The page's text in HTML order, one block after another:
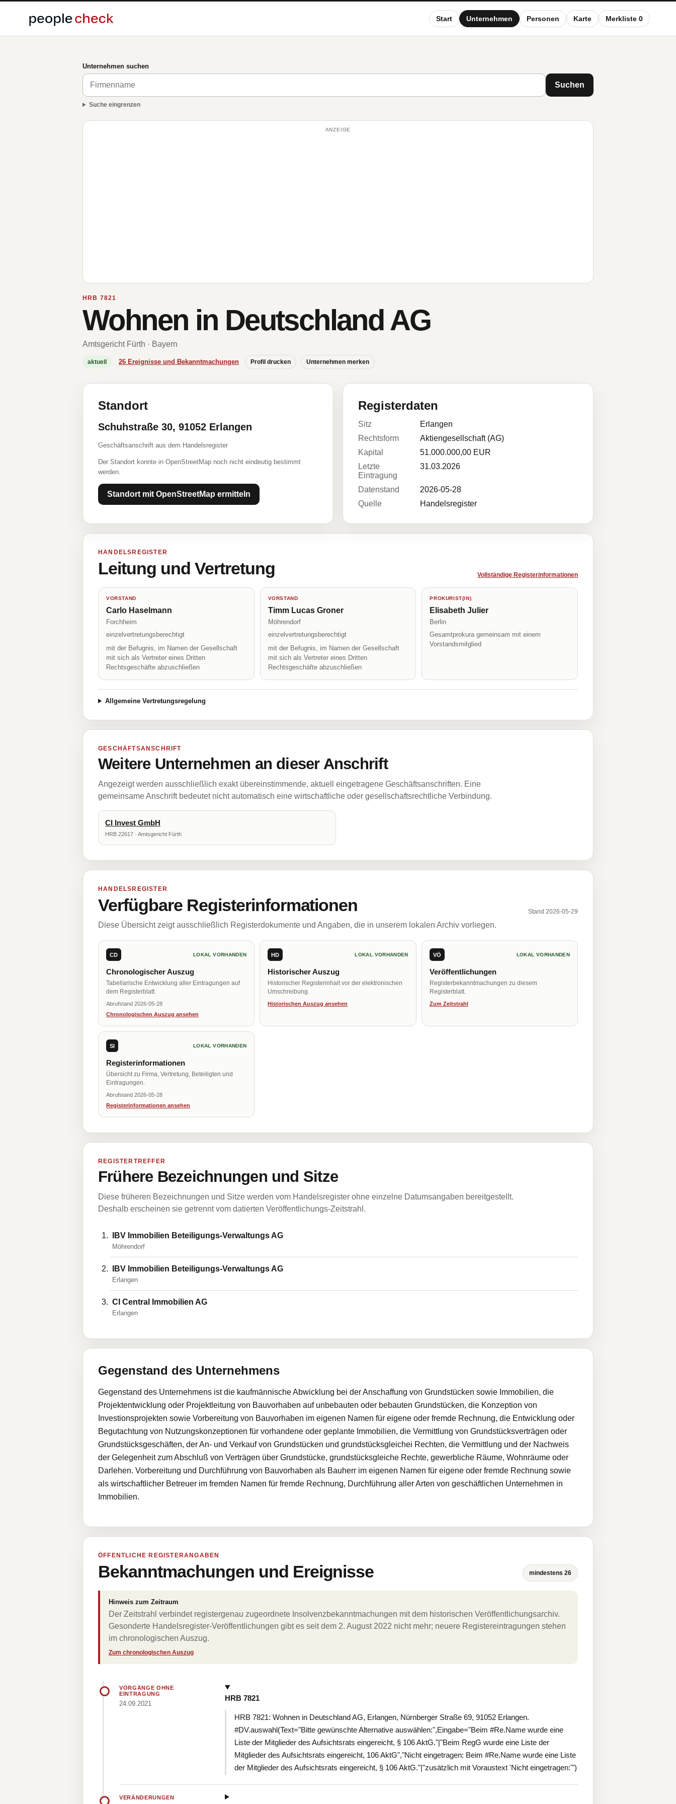
Start Unternehmen Personen Karte Merkliste 0
Unternehmen suchen
Suchen
Suche eingrenzen
ANZEIGE
HRB 7821
Wohnen in Deutschland AG
Amtsgericht Fürth · Bayern
aktuell 26 Ereignisse und Bekanntmachungen Profil drucken Unternehmen merken
Standort
Schuhstraße 30, 91052 Erlangen
Geschäftsanschrift aus dem Handelsregister
Der Standort konnte in OpenStreetMap noch nicht eindeutig bestimmt
werden.
Standort mit OpenStreetMap ermitteln
Registerdaten
Sitz
Erlangen
Rechtsform
Aktiengesellschaft (AG)
Kapital
51.000.000,00 EUR
Letzte
Eintragung
31.03.2026
Datenstand
2026-05-28
Quelle
Handelsregister
HANDELSREGISTER
Leitung und Vertretung Vollständige Registerinformationen
VORSTAND
Carlo Haselmann
Forchheim
einzelvertretungsberechtigt
mit der Befugnis, im Namen der Gesellschaft
mit sich als Vertreter eines Dritten
Rechtsgeschäfte abzuschließen
VORSTAND
Timm Lucas Groner
Möhrendorf
einzelvertretungsberechtigt
mit der Befugnis, im Namen der Gesellschaft
mit sich als Vertreter eines Dritten
Rechtsgeschäfte abzuschließen
PROKURIST(IN)
Elisabeth Julier
Berlin
Gesamtprokura gemeinsam mit einem
Vorstandsmitglied
Allgemeine Vertretungsregelung
GESCHÄFTSANSCHRIFT
Weitere Unternehmen an dieser Anschrift
Angezeigt werden ausschließlich exakt übereinstimmende, aktuell eingetragene Geschäftsanschriften. Eine
gemeinsame Anschrift bedeutet nicht automatisch eine wirtschaftliche oder gesellschaftsrechtliche Verbindung.
CI Invest GmbH
HRB 22617 · Amtsgericht Fürth
HANDELSREGISTER
Verfügbare Registerinformationen Stand 2026-05-29
Diese Übersicht zeigt ausschließlich Registerdokumente und Angaben, die in unserem lokalen Archiv vorliegen.
CD LOKAL VORHANDEN
Chronologischer Auszug
Tabellarische Entwicklung aller Eintragungen auf
dem Registerblatt.
Abrufstand 2026-05-28
Chronologischen Auszug ansehen
HD LOKAL VORHANDEN
Historischer Auszug
Historischer Registerinhalt vor der elektronischen
Umschreibung.
Historischen Auszug ansehen
VÖ LOKAL VORHANDEN
Veröffentlichungen
Registerbekanntmachungen zu diesem
Registerblatt.
Zum Zeitstrahl
SI LOKAL VORHANDEN
Registerinformationen
Übersicht zu Firma, Vertretung, Beteiligten und
Eintragungen.
Abrufstand 2026-05-28
Registerinformationen ansehen
REGISTERTREFFER
Frühere Bezeichnungen und Sitze
Diese früheren Bezeichnungen und Sitze werden vom Handelsregister ohne einzelne Datumsangaben bereitgestellt.
Deshalb erscheinen sie getrennt vom datierten Veröffentlichungs-Zeitstrahl.
IBV Immobilien Beteiligungs-Verwaltungs AG
Möhrendorf
IBV Immobilien Beteiligungs-Verwaltungs AG
Erlangen
CI Central Immobilien AG
Erlangen
Gegenstand des Unternehmens
Gegenstand des Unternehmens ist die kaufmännische Abwicklung bei der Anschaffung von Grundstücken sowie Immobilien, die
Projektentwicklung oder Projektleitung von Bauvorhaben auf unbebauten oder bebauten Grundstücken, die Konzeption von
Investionsprojekten sowie Vorbereitung von Bauvorhaben im eigenen Namen für eigene oder fremde Rechnung, die Entwicklung oder
Begutachtung von Nutzungskonzeptionen für vorhandene oder geplante Immobilien, die Vermittlung von Grundstücksverträgen oder
Grundstücksgeschäften, der An- und Verkauf von Grundstücken und grundstücksgleichei Rechten, die Vermittlung und der Nachweis
der Gelegenheit zum Abschluß von Verträgen über Grundstücke, grundstücksgleiche Rechte, gewerbliche Räume, Wohnräume oder
Darlehen. Vorbereitung und Durchführung von Bauvorhaben als Bauherr im eigenen Namen für eigene oder fremde Rechnung sowie
als wirtschaftlicher Betreuer im fremden Namen für fremde Rechnung, Durchführung aller Arten von geschäftlichen Unternehmen in
Immobilien.
ÖFFENTLICHE REGISTERANGABEN
Bekanntmachungen und Ereignisse mindestens 26
Hinweis zum Zeitraum
Der Zeitstrahl verbindet registergenau zugeordnete Insolvenzbekanntmachungen mit dem historischen Veröffentlichungsarchiv.
Gesonderte Handelsregister-Veröffentlichungen gibt es seit dem 2. August 2022 nicht mehr; neuere Registereintragungen stehen
im chronologischen Auszug.
Zum chronologischen Auszug
VORGÄNGE OHNE
EINTRAGUNG
24.09.2021
HRB 7821
HRB 7821: Wohnen in Deutschland AG, Erlangen, Nürnberger Straße 69, 91052 Erlangen.
#DV.auswahl(Text="Bitte gewünschte Alternative auswählen:",Eingabe="Beim #Re.Name wurde eine
Liste der Mitglieder des Aufsichtsrats eingereicht, § 106 AktG."|"Beim RegG wurde eine Liste der
Mitglieder des Aufsichtsrats eingereicht, 106 AktG","Nicht eingetragen: Beim #Re.Name wurde eine Liste
der Mitglieder des Aufsichtsrats eingereicht, § 106 AktG."|"zusätzlich mit Voraustext 'Nicht eingetragen:'")
VERÄNDERUNGEN